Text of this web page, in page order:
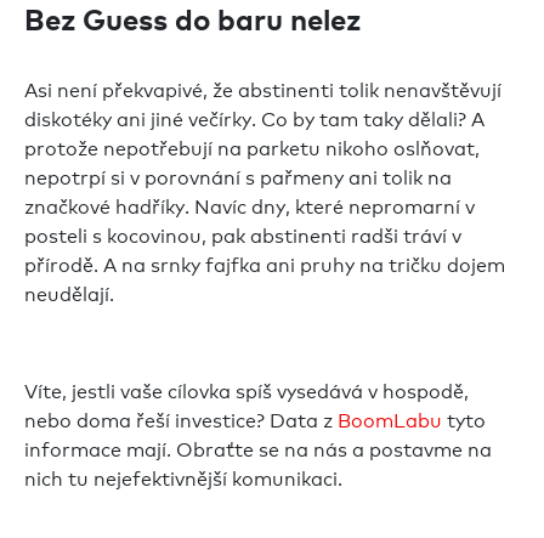
Bez Guess do baru nelez
Asi není překvapivé, že abstinenti tolik nenavštěvují
diskotéky ani jiné večírky. Co by tam taky dělali? A
protože nepotřebují na parketu nikoho oslňovat,
nepotrpí si v porovnání s pařmeny ani tolik na
značkové hadříky. Navíc dny, které nepromarní v
posteli s kocovinou, pak abstinenti radši tráví v
přírodě. A na srnky fajfka ani pruhy na tričku dojem
neudělají.
Víte, jestli vaše cílovka spíš vysedává v hospodě,
nebo doma řeší investice? Data z BoomLabu tyto
informace mají. Obraťte se na nás a postavme na
nich tu nejefektivnější komunikaci.